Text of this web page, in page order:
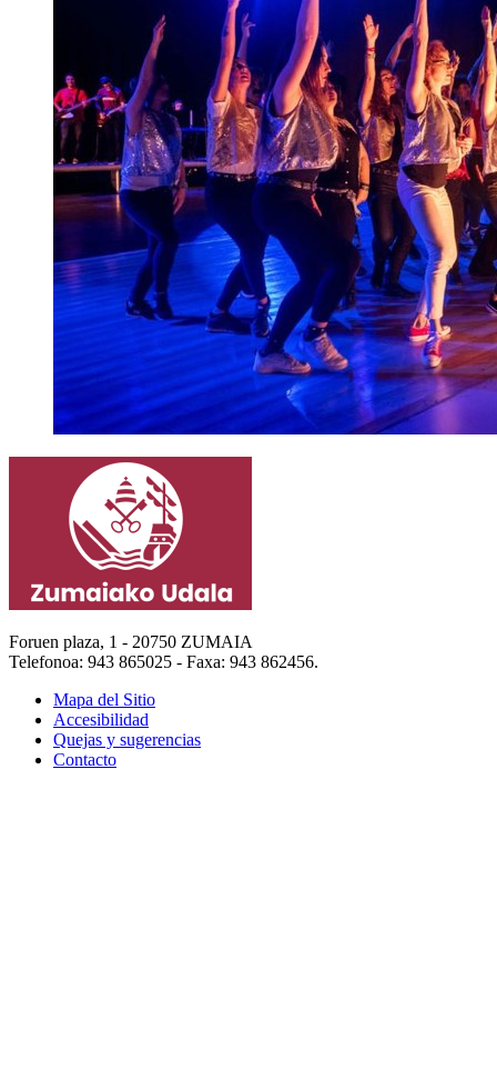
Foruen plaza, 1 - 20750 ZUMAIA
Telefonoa: 943 865025 - Faxa: 943 862456.
Mapa del Sitio
Accesibilidad
Quejas y sugerencias
Contacto